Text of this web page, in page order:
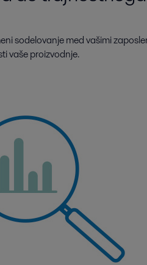
sodelovanje med vašimi
vaše proizvodnje.